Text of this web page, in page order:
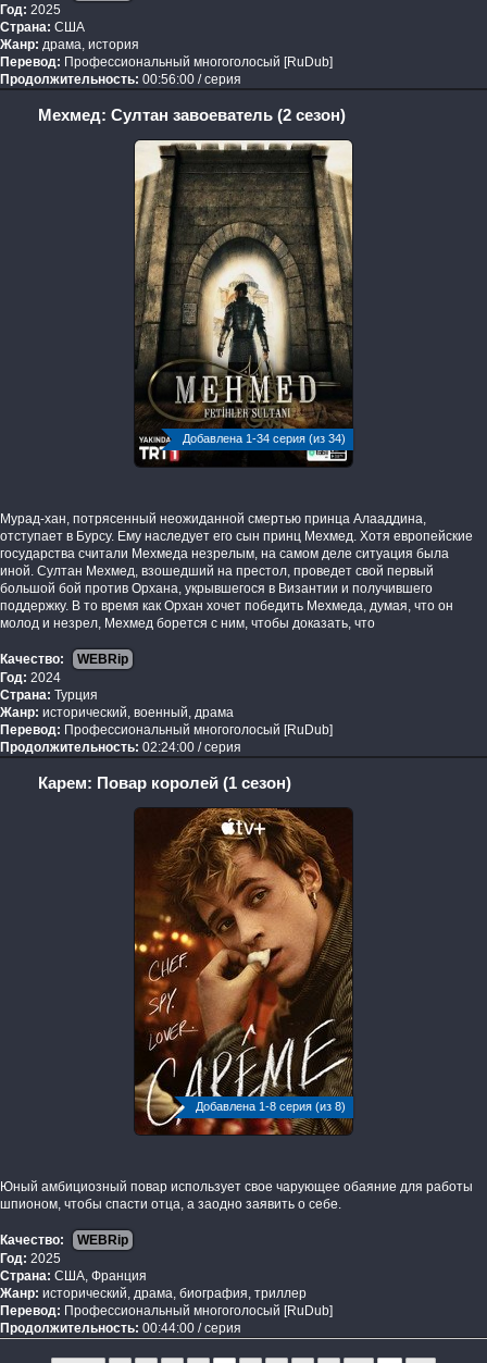
Год: 2025
Страна: США
Жанр: драма, история
Перевод: Профессиональный многоголосый [RuDub]
Продолжительность: 00:56:00 / серия
Мехмед: Султан завоеватель (2 сезон)
Добавлена 1-34 серия (из 34)
Мурад-хан, потрясенный неожиданной смертью принца Алааддина,
отступает в Бурсу. Ему наследует его сын принц Мехмед. Хотя европейские
государства считали Мехмеда незрелым, на самом деле ситуация была
иной. Султан Мехмед, взошедший на престол, проведет свой первый
большой бой против Орхана, укрывшегося в Византии и получившего
поддержку. В то время как Орхан хочет победить Мехмеда, думая, что он
молод и незрел, Мехмед борется с ним, чтобы доказать, что
Качество:
WEBRip
Год: 2024
Страна: Турция
Жанр: исторический, военный, драма
Перевод: Профессиональный многоголосый [RuDub]
Продолжительность: 02:24:00 / серия
Карем: Повар королей (1 сезон)
Добавлена 1-8 серия (из 8)
Юный амбициозный повар использует свое чарующее обаяние для работы
шпионом, чтобы спасти отца, а заодно заявить о себе.
Качество:
WEBRip
Год: 2025
Страна: США, Франция
Жанр: исторический, драма, биография, триллер
Перевод: Профессиональный многоголосый [RuDub]
Продолжительность: 00:44:00 / серия